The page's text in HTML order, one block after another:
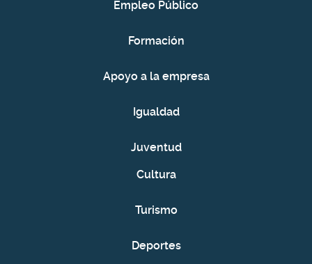
Empleo Público
Formación
Apoyo a la empresa
Igualdad
Juventud
Cultura
Turismo
Deportes